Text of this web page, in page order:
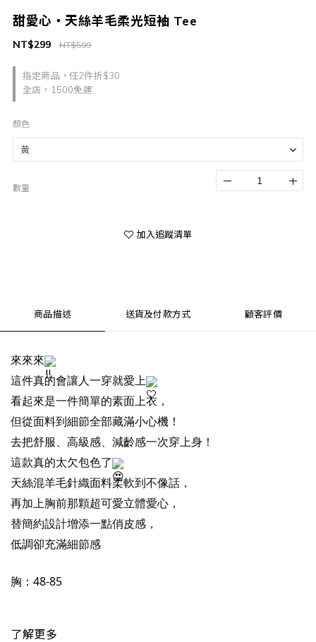
甜愛心・天絲羊毛柔光短袖 Tee
指定商品，任2件折$30
全店，1500免運
NT$599
NT$299
顏色
數量
加入追蹤清單
商品描述 送貨及付款方式 顧客評價
來來來
這件真的會讓人一穿就愛上
看起來是一件簡單的素面上衣，
但從面料到細節全部藏滿小心機！
去把舒服、高級感、減齡感一次穿上身！
這款真的太欠包色了
天絲混羊毛針織面料柔軟到不像話，
再加上胸前那顆超可愛立體愛心，
替簡約設計增添一點俏皮感，
低調卻充滿細節感
胸：48-85
了解更多